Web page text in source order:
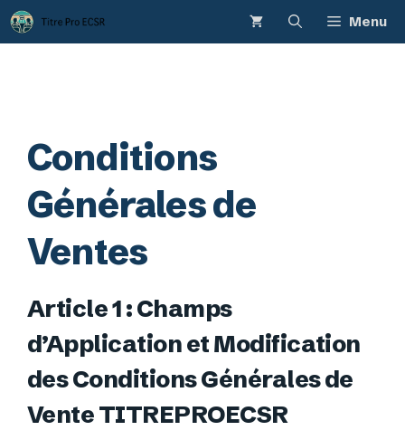
Aller
au
Menu
Conditions
Générales de
Ventes
Article 1 : Champs
d’Application et Modification
des Conditions Générales de
Vente TITREPROECSR